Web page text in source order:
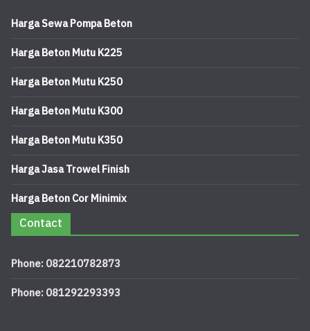
Harga Sewa Pompa Beton
Harga Beton Mutu K225
Harga Beton Mutu K250
Harga Beton Mutu K300
Harga Beton Mutu K350
Harga Jasa Trowel Finish
Harga Beton Cor Minimix
Contact
Phone: 082210782873
Phone: 081292293393